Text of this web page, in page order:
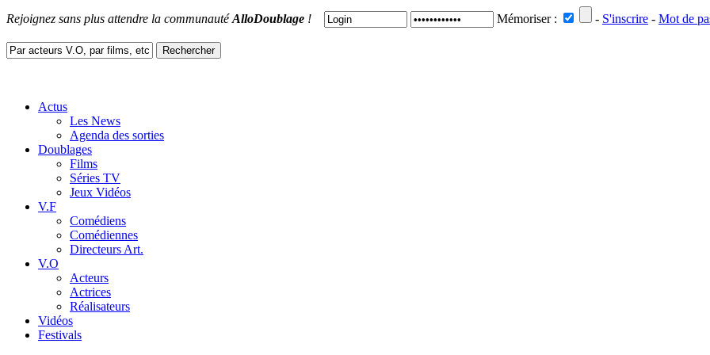
Rejoignez sans plus attendre la communautéAlloDoublage ! Mémoriser : - S'inscrire - Mot de
Actus
Les News
Agenda des sorties
Doublages
Films
Séries TV
Jeux Vidéos
V.F
Comédiens
Comédiennes
Directeurs Art.
V.O
Acteurs
Actrices
Réalisateurs
Vidéos
Festivals